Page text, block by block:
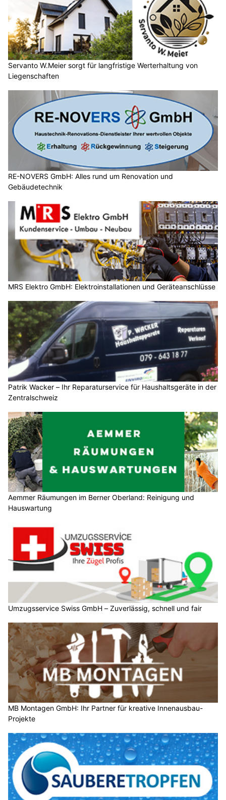
Servanto W.Meier sorgt für langfristige Werterhaltung von
Liegenschaften
RE-NOVERS GmbH: Alles rund um Renovation und
Gebäudetechnik
MRS Elektro GmbH: Elektroinstallationen und Geräteanschlüsse
Patrik Wacker – Ihr Reparaturservice für Haushaltsgeräte in der
Zentralschweiz
Aemmer Räumungen im Berner Oberland: Reinigung und
Hauswartung
Umzugsservice Swiss GmbH – Zuverlässig, schnell und fair
MB Montagen GmbH: Ihr Partner für kreative Innenausbau-
Projekte